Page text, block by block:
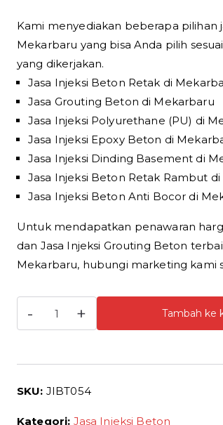
Kami menyediakan beberapa pilihan
Mekarbaru yang bisa Anda pilih
yang dikerjakan.
Jasa Injeksi Beton Retak di
Jasa Grouting Beton di Mekarbaru
Jasa Injeksi Polyurethane (PU) di
Jasa Injeksi Epoxy Beton di
Jasa Injeksi Dinding Basement di
Jasa Injeksi Beton Retak Rambut
Jasa Injeksi Beton Anti Bocor di
Untuk mendapatkan penawaran
dan Jasa Injeksi Grouting Beton
Mekarbaru, hubungi marketing kami
-
Beton
Jasa
+ Tambah ke
SKU: JIBT054
Kategori: Jasa Injeksi Beton